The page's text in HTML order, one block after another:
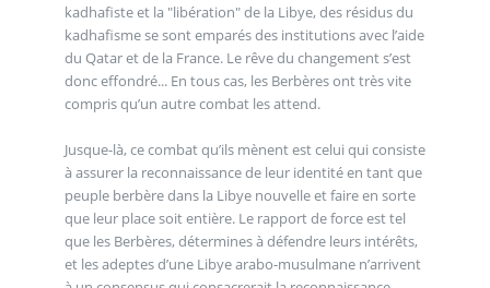
kadhafiste et la "libération" de la Libye, des résidus du
kadhafisme se sont emparés des institutions avec l’aide
du Qatar et de la France. Le rêve du changement s’est
donc effondré... En tous cas, les Berbères ont très vite
compris qu’un autre combat les attend.
Jusque-là, ce combat qu’ils mènent est celui qui consiste
à assurer la reconnaissance de leur identité en tant que
peuple berbère dans la Libye nouvelle et faire en sorte
que leur place soit entière. Le rapport de force est tel
que les Berbères, détermines à défendre leurs intérêts,
et les adeptes d’une Libye arabo-musulmane n’arrivent